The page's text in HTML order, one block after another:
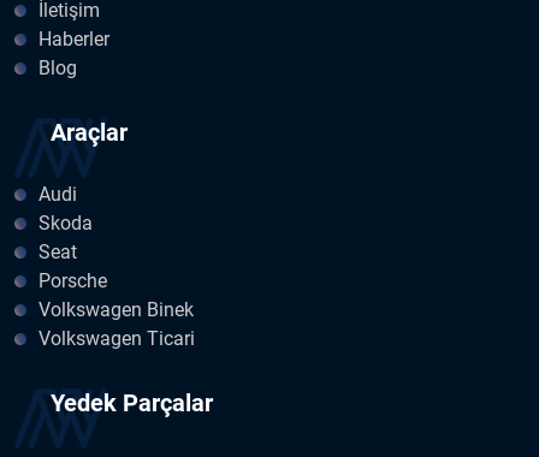
İletişim
Haberler
Blog
Araçlar
Audi
Skoda
Seat
Porsche
Volkswagen Binek
Volkswagen Ticari
Yedek Parçalar